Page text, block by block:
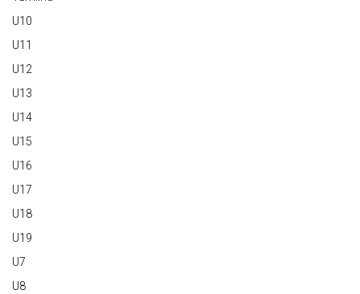
U10
U11
U12
U13
U14
U15
U16
U17
U18
U19
U7
U8